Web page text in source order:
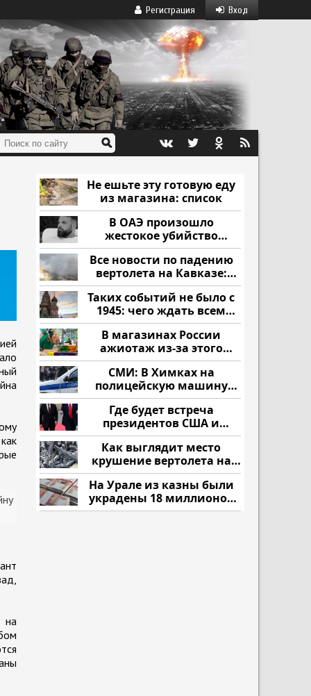
Вход
Регистрация
на
Не ешьте эту готовую еду
из магазина: список
В ОАЭ произошло
жестокое убийство
криптомиллионера
Все новости по падению
вертолета на Кавказе:
читать здесь
Таких событий не было с
1945: чего ждать всем
нам?
В магазинах России
ажиотаж из-за этого
продукта: что купить?
СМИ: В Химках на
полицейскую машину
напали и подожгли.
Где будет встреча
президентов США и
России: Европа?
Как выглядит место
крушение вертолета на
Кавказе: смотреть
На Урале из казны были
украдены 18 миллионов
рублей